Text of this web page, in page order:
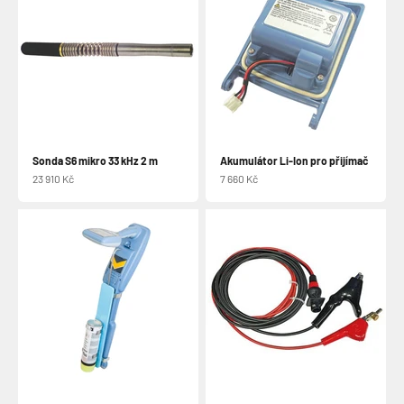
Sonda S6 mikro 33 kHz 2 m
Prodejní cena
23 910 Kč
Akumulátor Li-Ion pro přijímač
Prodejní cena
7 660 Kč